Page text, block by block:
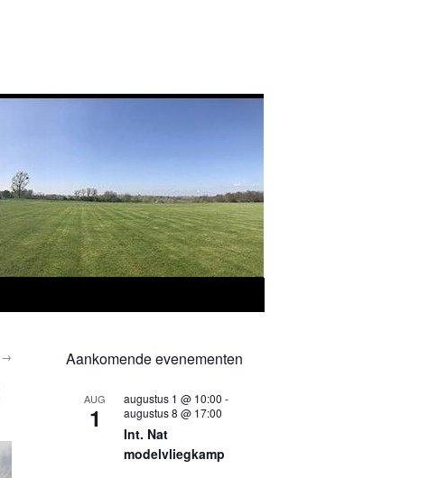
→ Aankomende evenementen
AUG
1
augustus 1 @ 10:00 -
augustus 8 @ 17:00
Int. Nat
modelvliegkamp